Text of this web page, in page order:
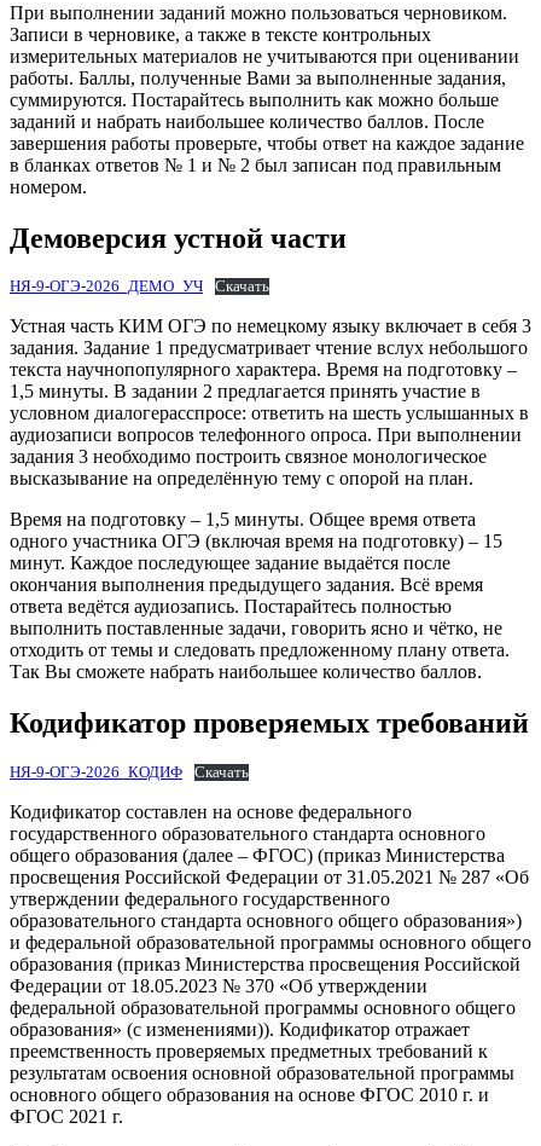
При выполнении заданий можно пользоваться черновиком.
Записи в черновике, а также в тексте контрольных
измерительных материалов не учитываются при оценивании
работы. Баллы, полученные Вами за выполненные задания,
суммируются. Постарайтесь выполнить как можно больше
заданий и набрать наибольшее количество баллов. После
завершения работы проверьте, чтобы ответ на каждое задание
в бланках ответов № 1 и № 2 был записан под правильным
номером.
Демоверсия устной части
НЯ-9-ОГЭ-2026_ДЕМО_УЧ Скачать
Устная часть КИМ ОГЭ по немецкому языку включает в себя 3
задания. Задание 1 предусматривает чтение вслух небольшого
текста научнопопулярного характера. Время на подготовку –
1,5 минуты. В задании 2 предлагается принять участие в
условном диалогерасспросе: ответить на шесть услышанных в
аудиозаписи вопросов телефонного опроса. При выполнении
задания 3 необходимо построить связное монологическое
высказывание на определённую тему с опорой на план.
Время на подготовку – 1,5 минуты. Общее время ответа
одного участника ОГЭ (включая время на подготовку) – 15
минут. Каждое последующее задание выдаётся после
окончания выполнения предыдущего задания. Всё время
ответа ведётся аудиозапись. Постарайтесь полностью
выполнить поставленные задачи, говорить ясно и чётко, не
отходить от темы и следовать предложенному плану ответа.
Так Вы сможете набрать наибольшее количество баллов.
Кодификатор проверяемых требований
НЯ-9-ОГЭ-2026_КОДИФ Скачать
Кодификатор составлен на основе федерального
государственного образовательного стандарта основного
общего образования (далее – ФГОС) (приказ Министерства
просвещения Российской Федерации от 31.05.2021 № 287 «Об
утверждении федерального государственного
образовательного стандарта основного общего образования»)
и федеральной образовательной программы основного общего
образования (приказ Министерства просвещения Российской
Федерации от 18.05.2023 № 370 «Об утверждении
федеральной образовательной программы основного общего
образования» (с изменениями)). Кодификатор отражает
преемственность проверяемых предметных требований к
результатам освоения основной образовательной программы
основного общего образования на основе ФГОС 2010 г. и
ФГОС 2021 г.